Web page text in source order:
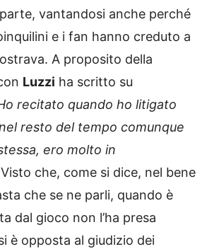
vantandosi anche perché
e i fan hanno creduto a
A proposito della
Luzzi ha scritto su
recitato quando ho litigato
resto del tempo comunque
ero molto in
Visto che, come si dice, nel bene
che se ne parli, quando è
dal gioco non l’ha presa
è opposta al giudizio dei